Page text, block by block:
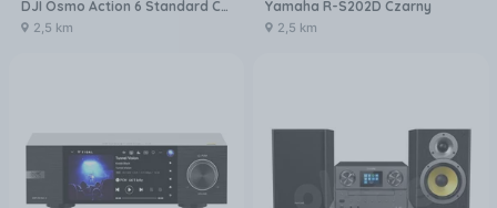
DJI Osmo Action 6 Standard Combo
2,5 km
Yamaha R-S202D Czarny
2,5 km